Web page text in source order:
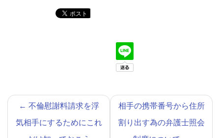
← 不倫慰謝料請求を浮
気相手にするためにこれ
相手の携帯番号から住所
割り出す為の弁護士照会